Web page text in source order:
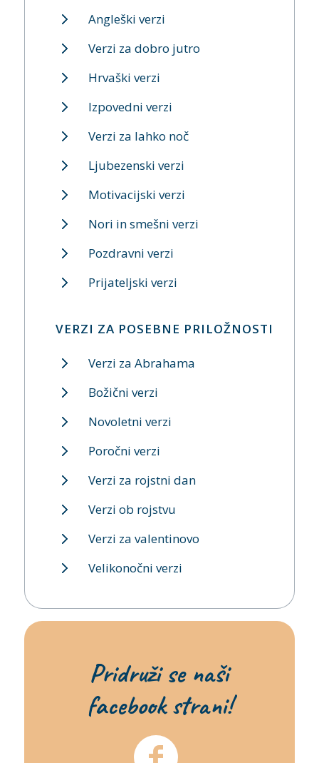
Angleški verzi
Verzi za dobro jutro
Hrvaški verzi
Izpovedni verzi
Verzi za lahko noč
Ljubezenski verzi
Motivacijski verzi
Nori in smešni verzi
Pozdravni verzi
Prijateljski verzi
VERZI ZA POSEBNE PRILOŽNOSTI
Verzi za Abrahama
Božični verzi
Novoletni verzi
Poročni verzi
Verzi za rojstni dan
Verzi ob rojstvu
Verzi za valentinovo
Velikonočni verzi
Pridruži se naši
facebook strani!